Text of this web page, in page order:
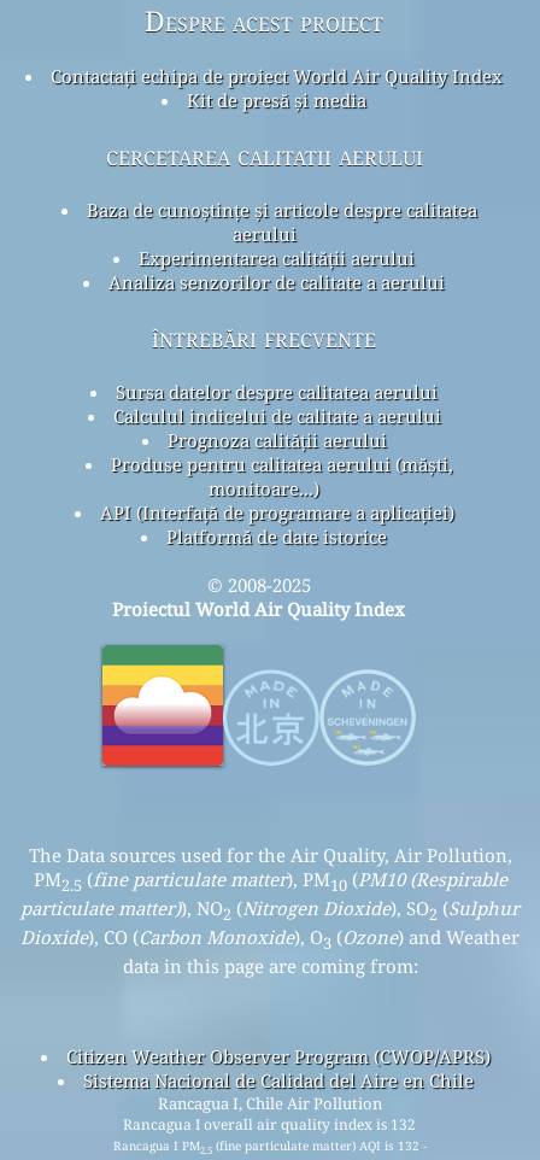
Despre acest proiect
Contactați echipa de proiect World Air Quality Index
Kit de presă și media
cercetarea calitatii aerului
Baza de cunoștințe și articole despre calitatea
aerului
Experimentarea calității aerului
Analiza senzorilor de calitate a aerului
întrebări frecvente
Sursa datelor despre calitatea aerului
Calculul indicelui de calitate a aerului
Prognoza calității aerului
Produse pentru calitatea aerului (măști,
monitoare...)
API (Interfață de programare a aplicației)
Platformă de date istorice
© 2008-2025
Proiectul World Air Quality Index
The Data sources used for the Air Quality, Air Pollution,
PM2.5 (fine particulate matter), PM10(PM10 (Respirable
particulate matter)), NO2 (Nitrogen Dioxide), SO2 (Sulphur
Dioxide), CO (Carbon Monoxide), O3 (Ozone) and Weather
data in this page are coming from:
Citizen Weather Observer Program (CWOP/APRS)
Sistema Nacional de Calidad del Aire en Chile
Rancagua I, Chile Air Pollution
Rancagua I overall air quality index is 132
Rancagua I PM2.5(fine particulate matter) AQI is 132 -